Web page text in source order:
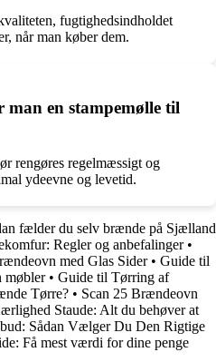
fugtighedsindholdet
når man køber dem.
en stampemølle til
rengøres regelmæssigt og
ydeevne og levetid.
fælder du selv brænde på Sjælland
Regler og anbefalinger•
med Glas Sider• Guide til
møbler• Guide til Tørring af
Tørre? • Scan 25 Brændeovn
Staude: Alt du behøver at
Sådan Vælger Du Den Rigtige
Få mest værdi for dine penge